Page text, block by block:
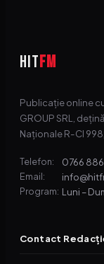
HITFM
Publicație online
GROUP SRL,
Naționale R-CI
Telefon: 0766
Email:
Program: Luni –
Contact